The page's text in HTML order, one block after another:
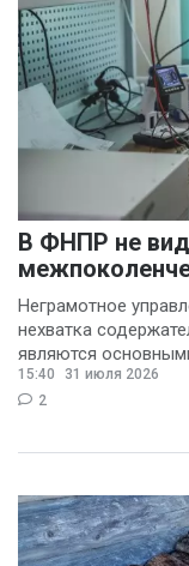
В ФНПР не
Неграмотное
нехватка
являются
раздражения в
15:40
31 июля 2026
2